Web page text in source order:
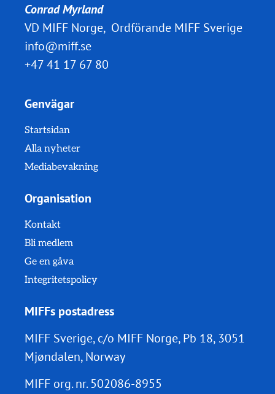
Conrad Myrland
VD MIFF Norge, Ordförande MIFF Sverige
info@miff.se
+47 41 17 67 80
Genvägar
Startsidan
Alla nyheter
Mediabevakning
Organisation
Kontakt
Bli medlem
Ge en gåva
Integritetspolicy
MIFFs postadress
MIFF Sverige, c/o MIFF Norge, Pb 18, 3051
Mjøndalen, Norway
MIFF org. nr.502086-8955